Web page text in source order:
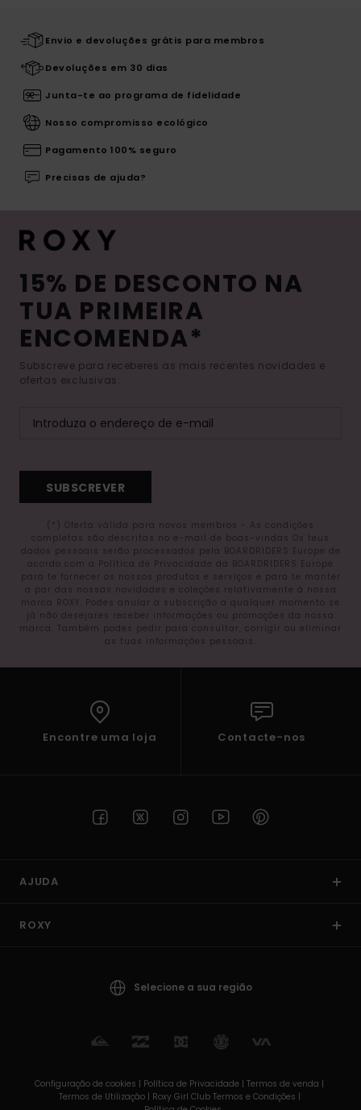
Envio e devoluções grátis para membros
Devoluções em 30 dias
Junta-te ao programa de fidelidade
Nosso compromisso ecológico
Pagamento 100% seguro
Precisas de ajuda?
15% DE DESCONTO NA
TUA PRIMEIRA
ENCOMENDA*
Subscreve para receberes as mais recentes novidades e
ofertas exclusivas.
SUBSCREVER
(*) Oferta válida para novos membros - As condições
completas são descritas no e-mail de boas-vindas Os teus
dados pessoais serão processados pela BOARDRIDERS Europe de
acordo com a Política de Privacidade da BOARDRIDERS Europe
para te fornecer os nossos produtos e serviços e para te manter
a par das nossas novidades e coleções relativamente à nossa
marca ROXY. Podes anular a subscrição a qualquer momento se
já não desejares receber informações ou promoções da nossa
marca. Também podes pedir para consultar, corrigir ou eliminar
as tuas informações pessoais.
Encontre uma loja Contacte-nos
AJUDA
ROXY
Selecione a sua região
Configuração de cookies | Política de Privacidade | Termos de venda |
Termos de Utilizaçâo | Roxy Girl Club Termos e Condições |